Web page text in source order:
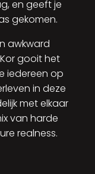
en geeft je
gekomen.
awkward
gooit het
iedereen op
in deze
met elkaar
van harde
realness.